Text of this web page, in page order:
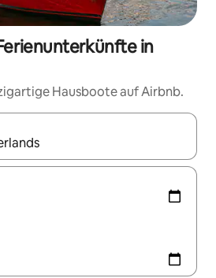
in
Hausboote auf Airbnb.
sind, navigiere mit den